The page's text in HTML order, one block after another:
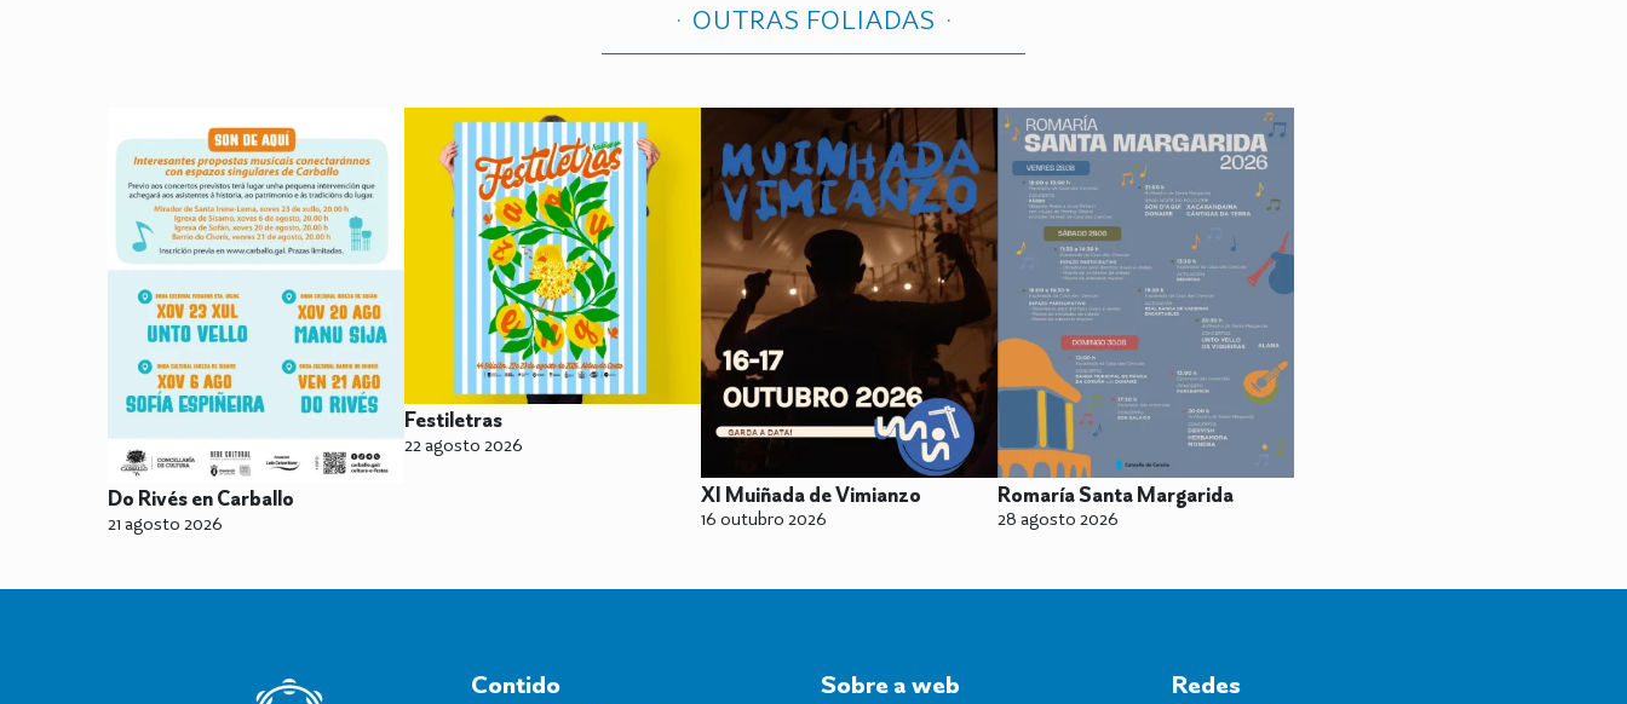
OUTRAS FOLIADAS
Do Rivés en Carballo
21 agosto 2026
Festiletras
22 agosto 2026
XI Muiñada de Vimianzo
16 outubro 2026
Romaría Santa Margarida
28 agosto 2026
Contido
Sobre a web
Redes